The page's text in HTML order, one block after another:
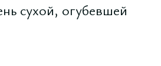
сухой, огубевшей